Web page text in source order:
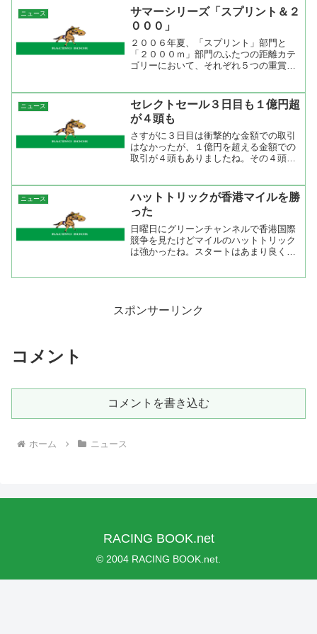
ろを京都で着地検査を実施すると発表。
これで、時間的な余裕が出...
ニュース
サマーシリーズ「スプリント＆２
０００」
２００６年夏、「スプリント」部門と
「２０００ｍ」部門のふたつの距離カテ
ゴリーにおいて、それぞれ５つの重賞レ
よって両部門のチャンピオンを決定しま
す。各シリーズのチャンピオ...
ニュース
セレクトセール３日目も１億円超
が４頭も
さすがに３日目は衝撃的な金額での取引
はなかったが、１億円を超える金額での
取引が４頭もありましたね。その４頭と
近藤利一氏（アドマイヤ）、ブロードア
ピールの２００６牝馬（父...
ニュース
ハットトリックが香港マイルを勝
った
日曜日にグリーンチャンネルで香港国際
競争を見たけどマイルのハットトリック
は強かったね。スタートはあまり良くな
スポンサーリンク
コメント
コメントを書き込む
ホーム ニュース
RACING BOOK.net
© 2004 RACING BOOK.net.